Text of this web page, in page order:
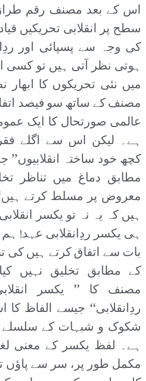
اس کے بعد مصنف رقم
سطح پر انقلابی تحریکیں
کی وجہ سے پسپائی اور
ہوتی نظر آتی ہیں تو کسی
میں نئی تحریکوں کا ابھار
مصنف کے ساتھ سو فیصد
عالمی صورتحال کا ایک
ہے۔ لیکن اس سے اگلے
کچھ خود ساختہ
مطابق دماغ میں تناظر
معروض پر مسلط کرتے
ہیں کہ یہ نہ تو یکسر
ہی یکسر ردِانقلابی عہد!
بات سے اتفاق کرتے ہیں کی
کے مطابق تخلیق نہیں
مصنف کا ’’ یکسر
ردِانقلابی‘‘ جیسے الفاظ کا
شکوک و شبہات کے سلسلے
ہے۔ لفظ یکسر کے معنی
مکمل طور پر، سر سے پاؤں